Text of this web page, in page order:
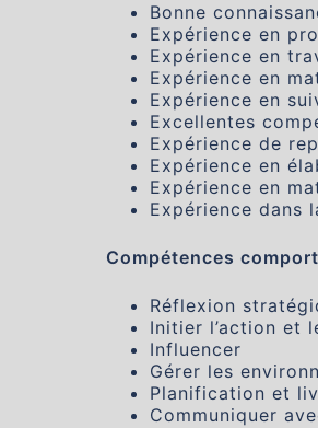
Bonne
Expérience en
Expérience en
Expérience en
Expérience en
Excellentes
Expérience de
Expérience en
Expérience en
Expérience dans
Compétences
Réflexion
Initier l’action et
Influencer
Gérer les
Planification et
Communiquer